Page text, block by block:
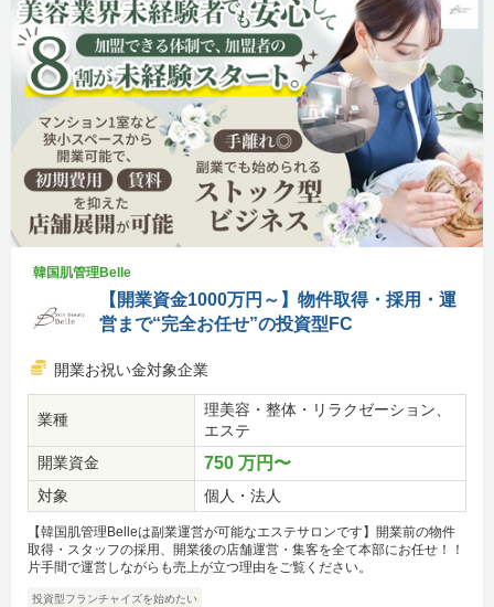
韓国肌管理Belle
【開業資金1000万円～】物件取得・採用・運
営まで“完全お任せ”の投資型FC
開業お祝い金対象企業
業種
理美容・整体・リラクゼーション、
エステ
開業資金
750 万円〜
対象 個人・法人
【韓国肌管理Belleは副業運営が可能なエステサロンです】開業前の物件
取得・スタッフの採用、開業後の店舗運営・集客を全て本部にお任せ！！
片手間で運営しながらも売上が立つ理由をご覧ください。
投資型フランチャイズを始めたい